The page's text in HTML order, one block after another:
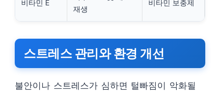
비타민 E
재생
비타민 보충제
스트레스 관리와 환경 개선
불안이나 스트레스가 심하면 털빠짐이 악화될